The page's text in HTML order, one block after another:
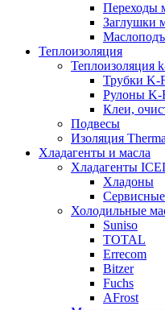
Переходы
Заглушки
Теплоизоляция
Теплоизоляция
Трубки K-
Рулоны K-
Клеи,
Подвесы
Изоляция
Хладагенты и масла
Хладагенты
Хладоны
Холодильные
Suniso
TOTAL
Errecom
Bitzer
Fuchs
AFrost